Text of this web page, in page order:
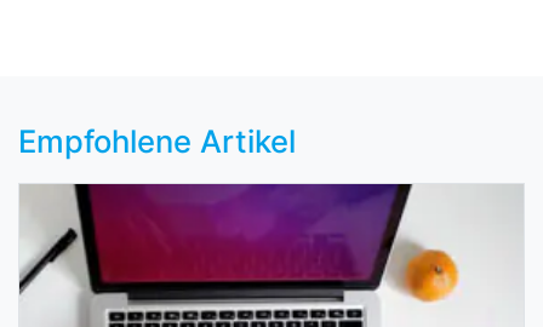
Empfohlene Artikel